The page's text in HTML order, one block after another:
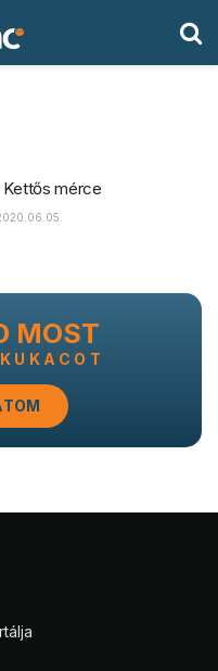
Kettős mérce
MOST